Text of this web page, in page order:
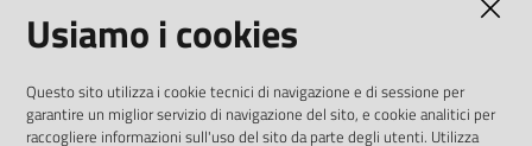
solo alle condizioni previste dalla direttiva
comunitaria 2003/98/CE e dal d.lgs. 36/2006
Usiamo i cookies
Questo sito utilizza i cookie tecnici di navigazione e di sessione per
garantire un miglior servizio di navigazione del sito, e cookie analitici per
raccogliere informazioni sull'uso del sito da parte degli utenti. Utilizza